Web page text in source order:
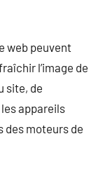
web peuvent
l’image de
site, de
appareils
des moteurs de